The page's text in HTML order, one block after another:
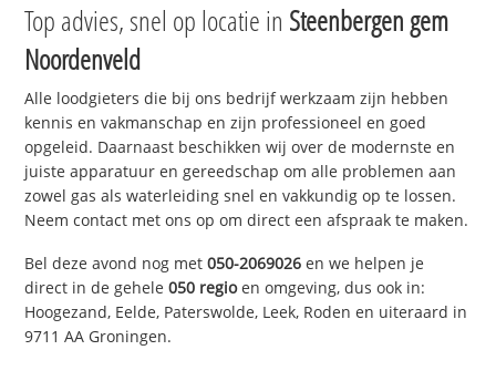
Top advies, snel op locatie in Steenbergen gem
Noordenveld
Alle loodgieters die bij ons bedrijf werkzaam zijn hebben
kennis en vakmanschap en zijn professioneel en goed
opgeleid. Daarnaast beschikken wij over de modernste en
juiste apparatuur en gereedschap om alle problemen aan
zowel gas als waterleiding snel en vakkundig op te lossen.
Neem contact met ons op om direct een afspraak te maken.
Bel deze avond nog met050-2069026 en we helpen je
direct in de gehele050 regioen omgeving, dus ook in:
Hoogezand, Eelde, Paterswolde, Leek, Roden en uiteraard in
9711 AA Groningen.